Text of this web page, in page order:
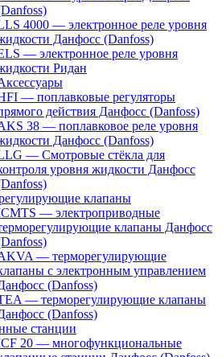
4000 — электронное реле уровня
Данфосс (Danfoss)
— электронное реле уровня
Ридан
— поплавковые регуляторы
действия Данфосс (Danfoss)
38 — поплавковое реле уровня
Данфосс (Danfoss)
— Смотровые стёкла для
уровня жидкости Данфосс
клапаны
— электроприводные
клапаны Данфосс
— терморегулирующие
с электронным управлением
(Danfoss)
— терморегулирующие клапаны
(Danfoss)
станции
20 — многофункциональные